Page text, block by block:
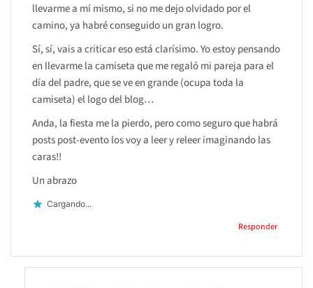
llevarme a mí mismo, si no me dejo olvidado por el
camino, ya habré conseguido un gran logro.
Sí, sí, vais a criticar eso está clarísimo. Yo estoy pensando
en llevarme la camiseta que me regaló mi pareja para el
día del padre, que se ve en grande (ocupa toda la
camiseta) el logo del blog…
Anda, la fiesta me la pierdo, pero como seguro que habrá
posts post-evento los voy a leer y releer imaginando las
caras!!
Un abrazo
Cargando...
Responder